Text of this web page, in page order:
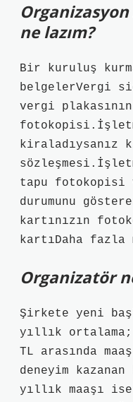
ne lazım?
Bir kuruluş
belgelerVergi
vergi
kiraladıysanız
tapu fotokopisi
durumunu
kartınızın
kartıDaha fazla
Organizatör
Şirkete yeni
yıllık
TL arasında
deneyim
yıllık maaşı